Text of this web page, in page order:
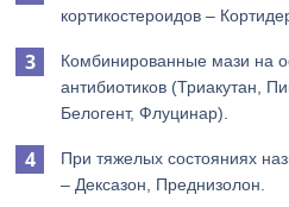
кортикостероидов –
Комбинированные мази на
антибиотиков (Триакутан,
Белогент, Флуцинар).
При тяжелых состояниях
– Дексазон, Преднизолон.